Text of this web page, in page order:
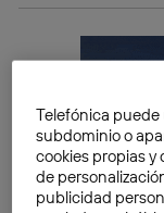
Telefónica puede
subdominio o
cookies propias y
de
publicidad